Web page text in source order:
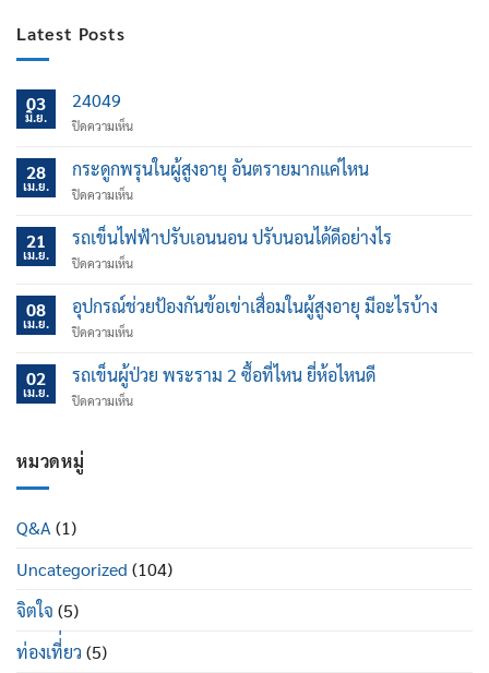
Latest Posts
03
มิ.ย.
24049
ปิดความเห็นบน
28
เม.ย.
กระดูกพรุนในผู้สูงอายุ อันตรายมากแค่ไหน
ปิดความเห็นบน
พรุน
ใน
ผู้
อายุ
มาก
ไหน
21
เม.ย.
รถเข็นไฟฟ้าปรับเอนนอน ปรับนอนได้ดีอย่างไร
ปิดความเห็นบน
เข็น
ไฟฟ้า
ปรับ
นอน
นอน
08
เม.ย.
อุปกรณ์ช่วยป้องกันข้อเข่าเสื่อมในผู้สูงอายุ มีอะไรบ้าง
ปิดความเห็นบน
ช่วย
ป้องกัน
ข้อ
บ้าง
02
เม.ย.
รถเข็นผู้ป่วย พระราม 2 ซื้อที่ไหน ยี่ห้อไหนดี
ปิดความเห็นบน
ยี่ห้อ
หมวดหมู่
Q&A (1)
Uncategorized (104)
จิตใจ (5)
ท่องเที่่ยว (5)